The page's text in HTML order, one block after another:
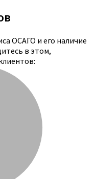
ОСАГО и его наличие
в этом,